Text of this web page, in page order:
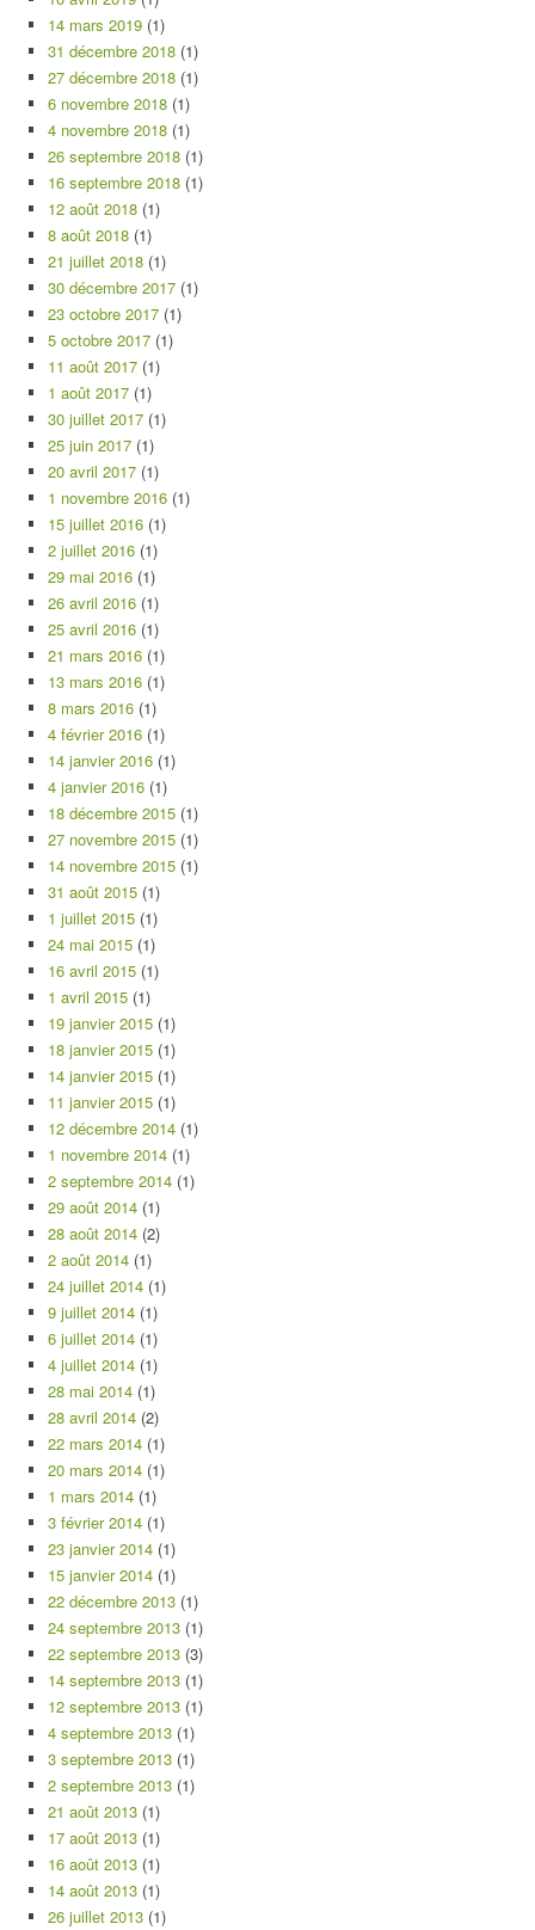
14 mars 2019 (1)
31 décembre 2018 (1)
27 décembre 2018 (1)
6 novembre 2018 (1)
4 novembre 2018 (1)
26 septembre 2018 (1)
16 septembre 2018 (1)
12 août 2018 (1)
8 août 2018 (1)
21 juillet 2018 (1)
30 décembre 2017 (1)
23 octobre 2017 (1)
5 octobre 2017 (1)
11 août 2017 (1)
1 août 2017 (1)
30 juillet 2017 (1)
25 juin 2017 (1)
20 avril 2017 (1)
1 novembre 2016 (1)
15 juillet 2016 (1)
2 juillet 2016 (1)
29 mai 2016 (1)
26 avril 2016 (1)
25 avril 2016 (1)
21 mars 2016 (1)
13 mars 2016 (1)
8 mars 2016 (1)
4 février 2016 (1)
14 janvier 2016 (1)
4 janvier 2016 (1)
18 décembre 2015 (1)
27 novembre 2015 (1)
14 novembre 2015 (1)
31 août 2015 (1)
1 juillet 2015 (1)
24 mai 2015 (1)
16 avril 2015 (1)
1 avril 2015 (1)
19 janvier 2015 (1)
18 janvier 2015 (1)
14 janvier 2015 (1)
11 janvier 2015 (1)
12 décembre 2014 (1)
1 novembre 2014 (1)
2 septembre 2014 (1)
29 août 2014 (1)
28 août 2014 (2)
2 août 2014 (1)
24 juillet 2014 (1)
9 juillet 2014 (1)
6 juillet 2014 (1)
4 juillet 2014 (1)
28 mai 2014 (1)
28 avril 2014 (2)
22 mars 2014 (1)
20 mars 2014 (1)
1 mars 2014 (1)
3 février 2014 (1)
23 janvier 2014 (1)
15 janvier 2014 (1)
22 décembre 2013 (1)
24 septembre 2013 (1)
22 septembre 2013 (3)
14 septembre 2013 (1)
12 septembre 2013 (1)
4 septembre 2013 (1)
3 septembre 2013 (1)
2 septembre 2013 (1)
21 août 2013 (1)
17 août 2013 (1)
16 août 2013 (1)
14 août 2013 (1)
26 juillet 2013 (1)